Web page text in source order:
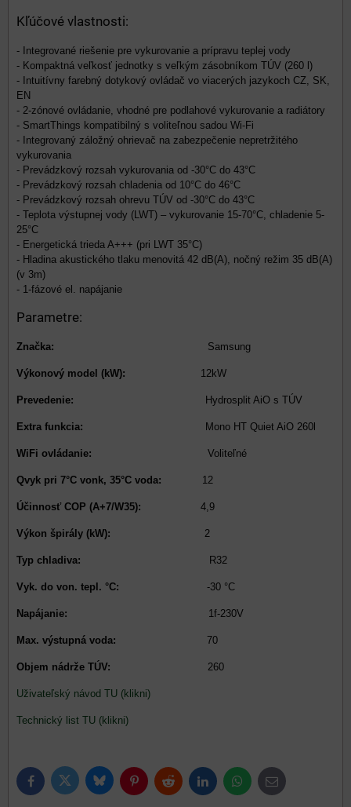
Kľúčové vlastnosti:
- Integrované riešenie pre vykurovanie a prípravu teplej vody
- Kompaktná veľkosť jednotky s veľkým zásobníkom TÚV (260 l)
- Intuitívny farebný dotykový ovládač vo viacerých jazykoch CZ, SK,
EN
- 2-zónové ovládanie, vhodné pre podlahové vykurovanie a radiátory
- SmartThings kompatibilný s voliteľnou sadou Wi-Fi
- Integrovaný záložný ohrievač na zabezpečenie nepretržitého
vykurovania
- Prevádzkový rozsah vykurovania od -30°C do 43°C
- Prevádzkový rozsah chladenia od 10°C do 46°C
- Prevádzkový rozsah ohrevu TÚV od -30°C do 43°C
- Teplota výstupnej vody (LWT) – vykurovanie 15-70°C, chladenie 5-
25°C
- Energetická trieda A+++ (pri LWT 35°C)
- Hladina akustického tlaku menovitá 42 dB(A), nočný režim 35 dB(A)
(v 3m)
- 1-fázové el. napájanie
Parametre:
Značka: Samsung
Výkonový model (kW): 12kW
Prevedenie: Hydrosplit AiO s TÚV
Extra funkcia: Mono HT Quiet AiO 260l
WiFi ovládanie: Voliteľné
Qvyk pri 7°C vonk, 35°C voda: 12
Účinnosť COP (A+7/W35): 4,9
Výkon špirály (kW): 2
Typ chladiva: R32
Vyk. do von. tepl. °C: -30 °C
Napájanie: 1f-230V
Max. výstupná voda: 70
Objem nádrže TÚV: 260
Uživateľský návod TU (klikni)
Technický list TU (klikni)
FacebookTwitter BlueskyPinterestReddit LinkedInWhatsApp
E-
mail